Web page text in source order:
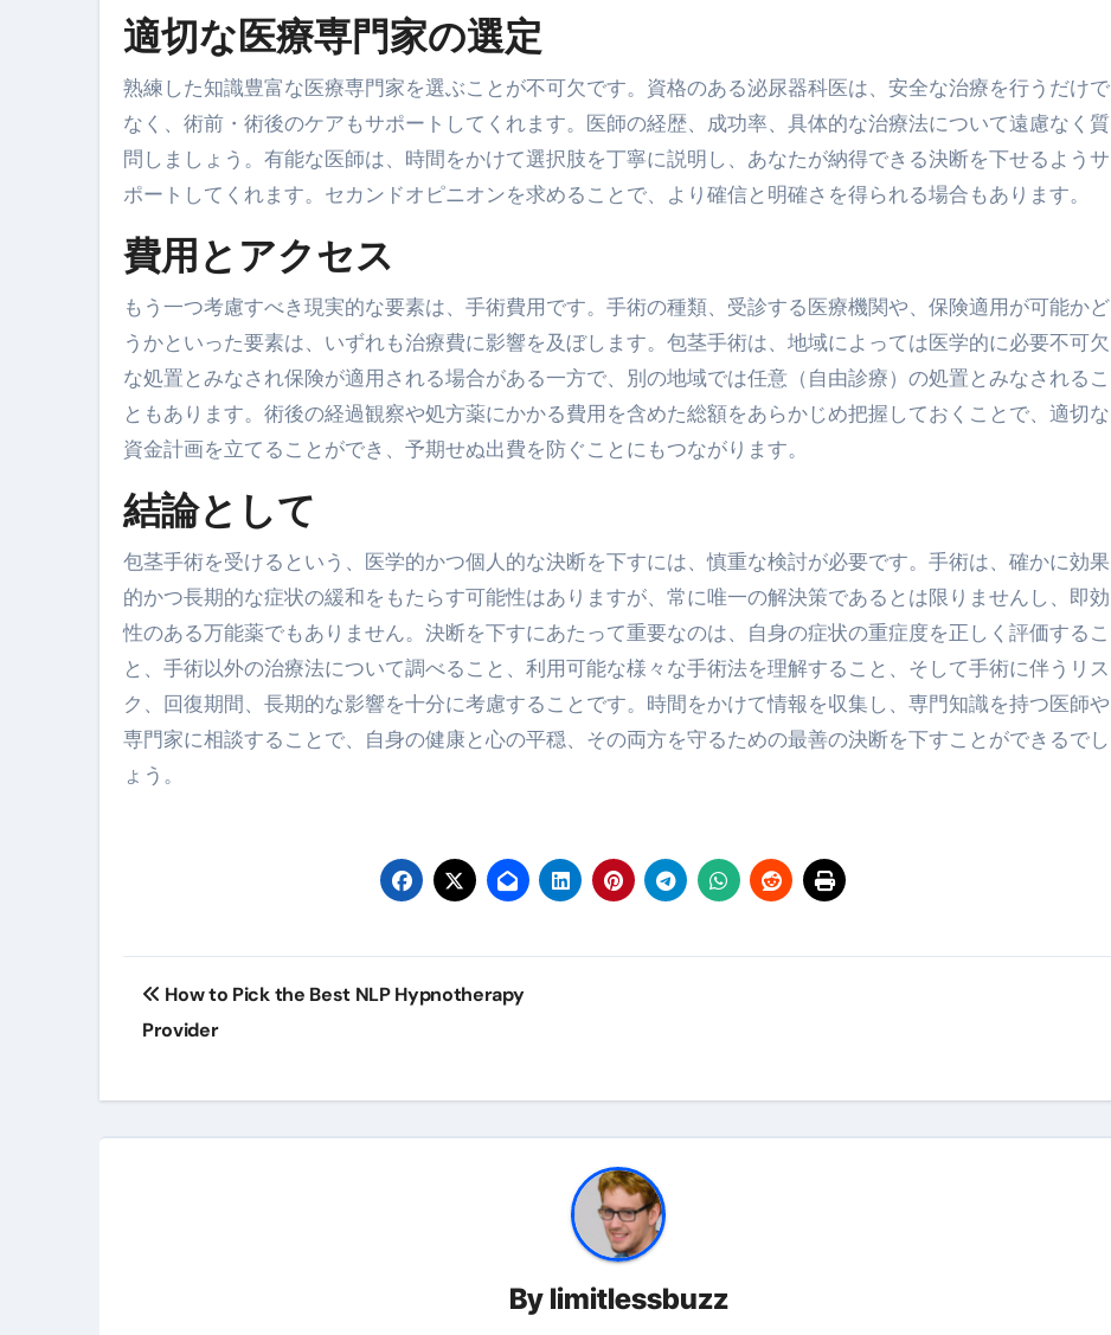
適切な医療専門家の選定
熟練した知識豊富な医療専門家を選ぶことが不可欠です。資格のある泌尿器科医は、安全な治療を行うだけで
なく、術前・術後のケアもサポートしてくれます。医師の経歴、成功率、具体的な治療法について遠慮なく質
問しましょう。有能な医師は、時間をかけて選択肢を丁寧に説明し、あなたが納得できる決断を下せるようサ
ポートしてくれます。セカンドオピニオンを求めることで、より確信と明確さを得られる場合もあります。
費用とアクセス
もう一つ考慮すべき現実的な要素は、手術費用です。手術の種類、受診する医療機関や、保険適用が可能かど
うかといった要素は、いずれも治療費に影響を及ぼします。包茎手術は、地域によっては医学的に必要不可欠
な処置とみなされ保険が適用される場合がある一方で、別の地域では任意（自由診療）の処置とみなされるこ
ともあります。術後の経過観察や処方薬にかかる費用を含めた総額をあらかじめ把握しておくことで、適切な
資金計画を立てることができ、予期せぬ出費を防ぐことにもつながります。
結論として
包茎手術を受けるという、医学的かつ個人的な決断を下すには、慎重な検討が必要です。手術は、確かに効果
的かつ長期的な症状の緩和をもたらす可能性はありますが、常に唯一の解決策であるとは限りませんし、即効
性のある万能薬でもありません。決断を下すにあたって重要なのは、自身の症状の重症度を正しく評価するこ
と、手術以外の治療法について調べること、利用可能な様々な手術法を理解すること、そして手術に伴うリス
ク、回復期間、長期的な影響を十分に考慮することです。時間をかけて情報を収集し、専門知識を持つ医師や
専門家に相談することで、自身の健康と心の平穏、その両方を守るための最善の決断を下すことができるでし
ょう。
Post
navigation
How to Pick the Best NLP Hypnotherapy
Provider
By limitlessbuzz